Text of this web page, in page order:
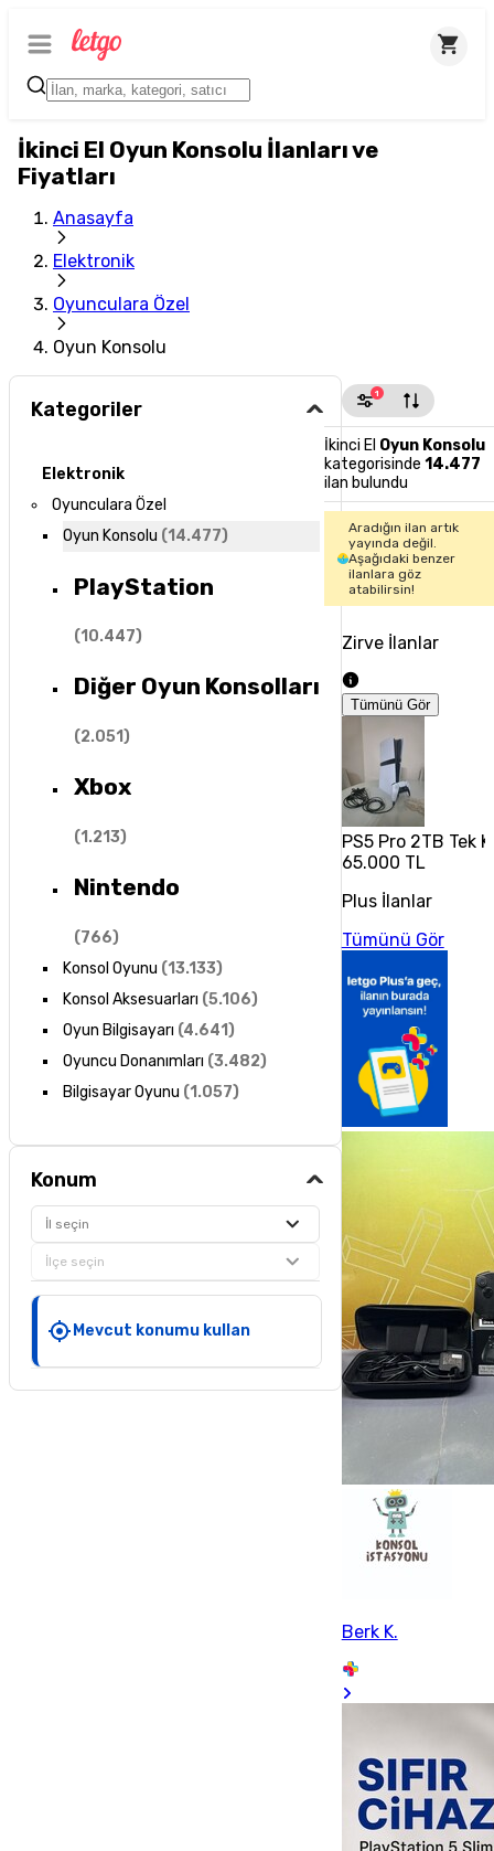
İkinci El Oyun Konsolu İlanları ve
Fiyatları
Anasayfa
Elektronik
Oyunculara Özel
Oyun Konsolu
Kategoriler
Elektronik
Oyunculara Özel
Oyun Konsolu (14.477)
PlayStation
(10.447)
Diğer Oyun Konsolları
(2.051)
Xbox
(1.213)
Nintendo
(766)
Konsol Oyunu (13.133)
Konsol Aksesuarları (5.106)
Oyun Bilgisayarı (4.641)
Oyuncu Donanımları (3.482)
Bilgisayar Oyunu (1.057)
Konum
İl seçin
İlçe seçin
Mevcut konumu kullan
1
İkinci El Oyun Konsolu
kategorisinde 14.477
ilan bulundu
Aradığın ilan artık
yayında değil.
Aşağıdaki benzer
ilanlara göz
atabilirsin!
Zirve İlanlar
Tümünü Gör
PS5 Pro 2TB Tek
65.000 TL
Plus İlanlar
Tümünü Gör
Berk K.